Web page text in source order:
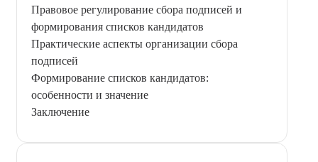
Правовое регулирование сбора подписей и
формирования списков кандидатов
Практические аспекты организации сбора
подписей
Формирование списков кандидатов:
особенности и значение
Заключение